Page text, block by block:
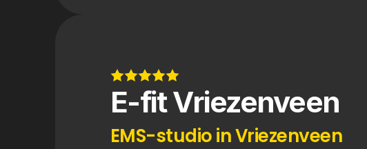
E-fit Vriezenveen
EMS-studio in Vriezenveen